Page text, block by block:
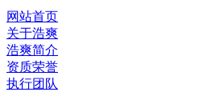
网站首页
关于浩爽
浩爽简介
资质荣誉
执行团队